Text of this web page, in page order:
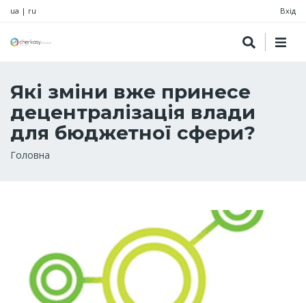
ua | ru Вхід
Які зміни вже принесе
децентралізація влади
для бюджетної сфери?
Рядок
Головна